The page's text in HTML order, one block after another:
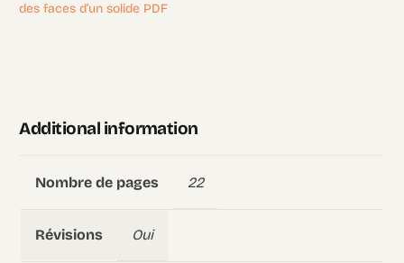
des faces d’un solide PDF
Additional information
Nombre de pages 22
Révisions Oui